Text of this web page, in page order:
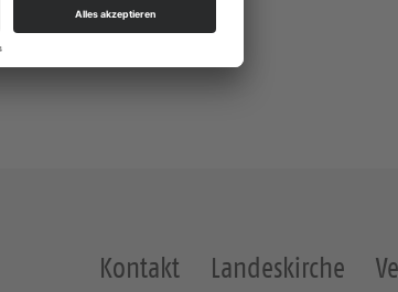
Kontakt Landeskirche